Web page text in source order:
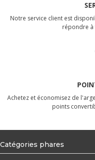
Notre service client est
répondre à
Achetez et économisez de
points
Catégories phares